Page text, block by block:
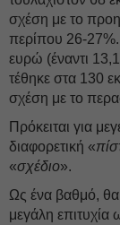
σχέση με το
περίπου 26-
ευρώ (έναντι
τέθηκε στα 130
σχέση με το
Πρόκειται για
διαφορετική «
«σχέδιο».
Ως ένα βαθμό, θα
μεγάλη